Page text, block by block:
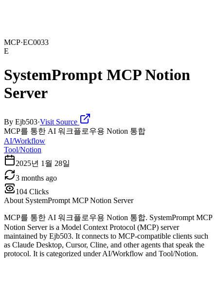
MCP·EC0033
E
SystemPrompt MCP Notion
Server
By Ejb503·Visit Source
MCP를 통한 AI 워크플로우용 Notion 통합
AI/Workflow
Tool/Notion
2025년 1월 28일
3 months ago
104 Clicks
About SystemPrompt MCP Notion Server
MCP를 통한 AI 워크플로우용 Notion 통합. SystemPrompt MCP
Notion Server is a Model Context Protocol (MCP) server
maintained by Ejb503. It connects to MCP-compatible clients such
as Claude Desktop, Cursor, Cline, and other agents that speak the
protocol. It is categorized under AI/Workflow and Tool/Notion.